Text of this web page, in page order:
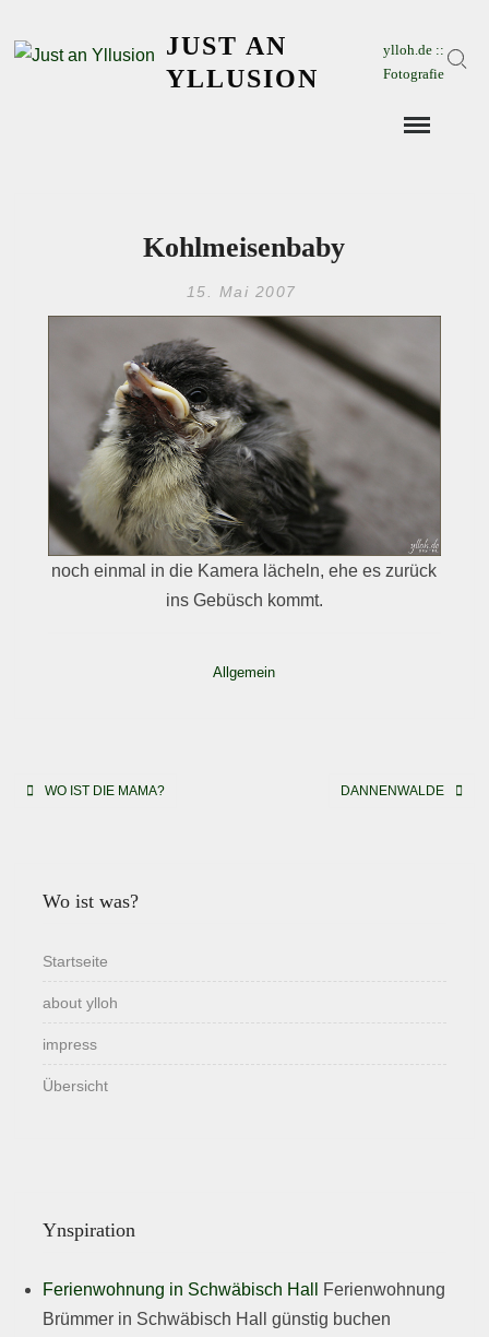
JUST AN
YLLUSION
ylloh.de ::
Fotografie
Kohlmeisenbaby
15. Mai 2007
noch einmal in die Kamera lächeln, ehe es zurück
ins Gebüsch kommt.
Allgemein
Beitragsnavigation
WO IST DIE MAMA? DANNENWALDE
Wo ist was?
Startseite
about ylloh
impress
Übersicht
Ynspiration
Ferienwohnung in Schwäbisch Hall
Ferienwohnung
Brümmer in Schwäbisch Hall günstig buchen